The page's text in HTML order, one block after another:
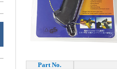
Part No.